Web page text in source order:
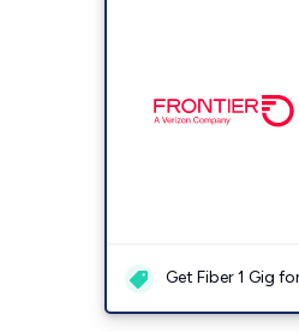
Get Fiber 1 Gig